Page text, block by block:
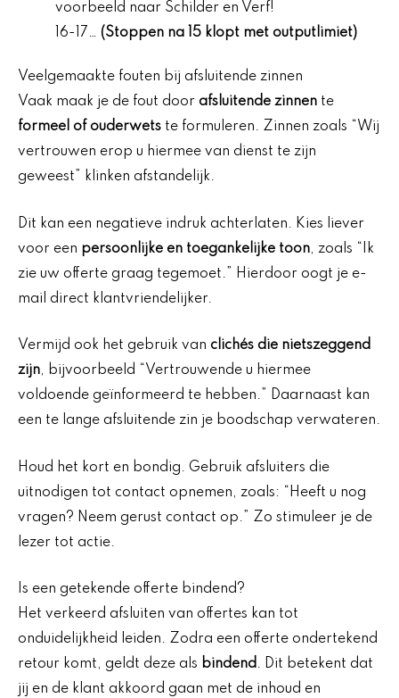
voorbeeld naar Schilder en Verf!
16-17… (Stoppen na 15 klopt met outputlimiet)
Veelgemaakte fouten bij afsluitende zinnen
Vaak maak je de fout door afsluitende zinnen te
formeel of ouderwets te formuleren. Zinnen zoals “Wij
vertrouwen erop u hiermee van dienst te zijn
geweest” klinken afstandelijk.
Dit kan een negatieve indruk achterlaten. Kies liever
voor een persoonlijke en toegankelijke toon, zoals “Ik
zie uw offerte graag tegemoet.” Hierdoor oogt je e-
mail direct klantvriendelijker.
Vermijd ook het gebruik van clichés die nietszeggend
zijn, bijvoorbeeld “Vertrouwende u hiermee
voldoende geïnformeerd te hebben.” Daarnaast kan
een te lange afsluitende zin je boodschap verwateren.
Houd het kort en bondig. Gebruik afsluiters die
uitnodigen tot contact opnemen, zoals: “Heeft u nog
vragen? Neem gerust contact op.” Zo stimuleer je de
lezer tot actie.
Is een getekende offerte bindend?
Het verkeerd afsluiten van offertes kan tot
onduidelijkheid leiden. Zodra een offerte ondertekend
retour komt, geldt deze als bindend . Dit betekent dat
jij en de klant akkoord gaan met de inhoud en